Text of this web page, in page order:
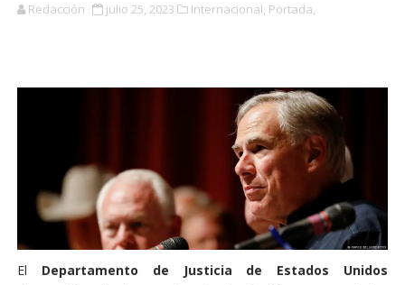
Redacción julio 25, 2023 Internacional, Portada,
El Departamento de Justicia de Estados Unidos